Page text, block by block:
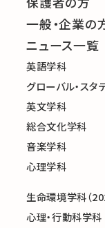
一般・企業の
ニュース一覧
英語学科
グローバル・スタ
英文学科
総合文化学科
音楽学科
心理学科
生命環境学科（
心理・行動科学科